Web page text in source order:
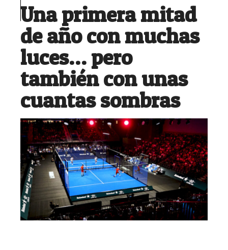
Una primera mitad
de año con muchas
luces… pero
también con unas
cuantas sombras